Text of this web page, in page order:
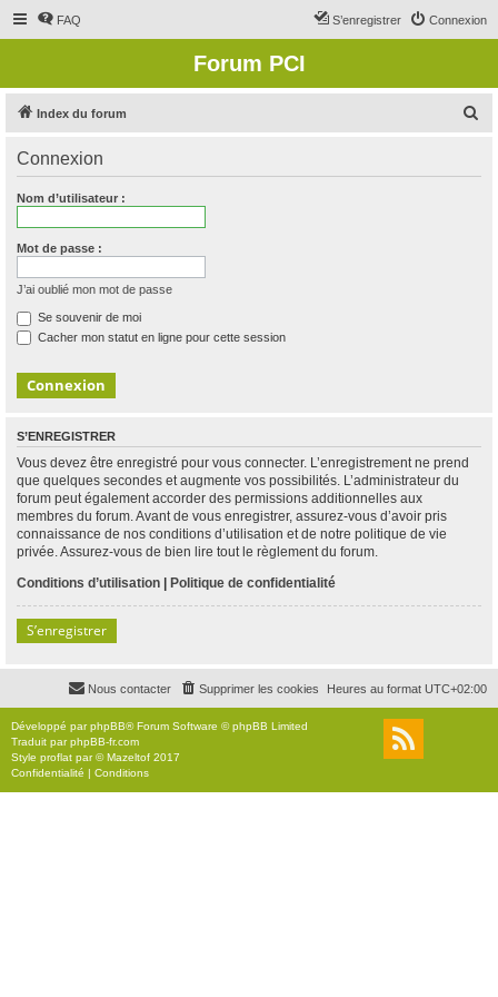
FAQ Connexion
S’enregistrer
Forum PCI
Index du forum
Connexion
Nom d’utilisateur :
Mot de passe :
J’ai oublié mon mot de passe
Se souvenir de moi
Cacher mon statut en ligne pour cette session
S’ENREGISTRER
Vous devez être enregistré pour vous connecter. L’enregistrement ne prend
que quelques secondes et augmente vos possibilités. L’administrateur du
forum peut également accorder des permissions additionnelles aux
membres du forum. Avant de vous enregistrer, assurez-vous d’avoir pris
connaissance de nos conditions d’utilisation et de notre politique de vie
privée. Assurez-vous de bien lire tout le règlement du forum.
Conditions d’utilisation | Politique de confidentialité
S’enregistrer
Heures au format UTC+02:00
Supprimer les cookies
Nous contacter
Développé parphpBB® Forum Software © phpBB Limited
Traduit parphpBB-fr.com
Style proflat par ©Mazeltof 2017
Confidentialité | Conditions